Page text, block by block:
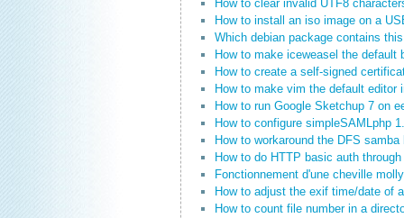
How to clear invalid UTF8
How to install an iso image on a
Which debian package contains
How to make iceweasel the default
How to create a self-signed
How to make vim the default
How to run Google Sketchup 7 on
How to configure simpleSAMLphp
How to workaround the DFS
How to do HTTP basic auth
Fonctionnement d'une cheville molly
How to adjust the exif time/date of
How to count file number in a